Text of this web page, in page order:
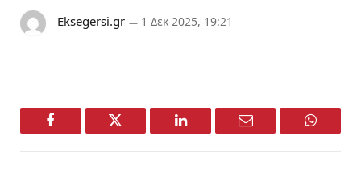
Eksegersi.gr 1 Δεκ 2025, 19:21
Facebook Twitter LinkedIn Email